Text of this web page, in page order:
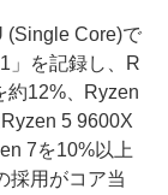
Core)で
」を記録し、R
約12%、Ryzen
5 9600X
7を10%以上
採用がコア当